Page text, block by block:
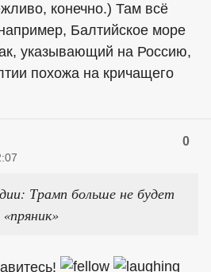
конечно.) Там всё
Балтийское море
указывающий на Россию,
похожа на кричащего
0
Трамп больше не будет